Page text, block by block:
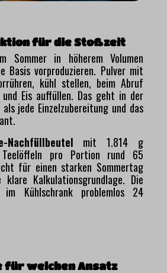
für die Stoßzeit
Sommer in höherem Volumen
Basis vorproduzieren. Pulver mit
kühl stellen, beim Abruf
Eis auffüllen. Das geht in der
jede Einzelzubereitung und das
Nachfüllbeutel mit 1.814 g
pro Portion rund 65
für einen starken Sommertag
Kalkulationsgrundlage. Die
Kühlschrank problemlos 24
für welchen Ansatz